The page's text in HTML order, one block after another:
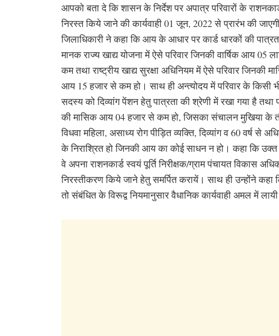
आपको बता दे कि शासन के निर्देश पर अपात्र परिवारों के
निरस्त किये जाने की कार्यवाही 01 जून, 2022 से प्रारंभ की
जिलाधिकारी ने कहा कि आय के आधार पर कार्ड धारकों की
मानक राज्य खाद्य योजना में ऐसे परिवार जिनकी वार्षिक आय 05
कम तथा राष्ट्रीय खाद्य सुरक्षा अधिनियम में ऐसे परिवार जिनकी
आय 15 हजार से कम हो। साथ ही अन्त्योदय में परिवार के किसी
सदस्य को दिव्यांग पेंशन हेतु पात्रता की श्रेणी में रखा गया है तथा
की मासिक आय 04 हजार से कम हो, जिसका संचालन मुखिया के
विधवा महिला, असाध्य रोग पीड़ित व्यक्ति, दिव्यांग व 60 वर्ष से
के निराश्रित हो जिनकी आय का कोई साधन न हो। कहा कि उक्त
वे अपना राशनकार्ड स्वयं पूर्ति निरीक्षक/ग्राम पंचायत विकास
निरस्तीकरण किये जाने हेतु समर्पित करायें। साथ ही उन्होंने कहा
तो संबंधित के विरूद्व नियमानुसार वैधानिक कार्यवाही अमल में लायी